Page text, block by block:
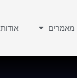
מאמרים אודות